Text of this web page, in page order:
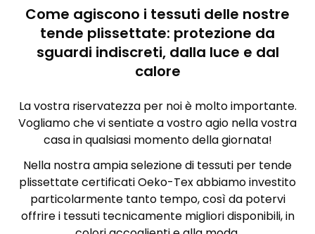
Come agiscono i tessuti delle nostre
tende plissettate: protezione da
sguardi indiscreti, dalla luce e dal
calore
La vostra riservatezza per noi è molto importante.
Vogliamo che vi sentiate a vostro agio nella vostra
casa in qualsiasi momento della giornata!
Nella nostra ampia selezione di tessuti per tende
plissettate certificati Oeko-Tex abbiamo investito
particolarmente tanto tempo, così da potervi
offrire i tessuti tecnicamente migliori disponibili, in